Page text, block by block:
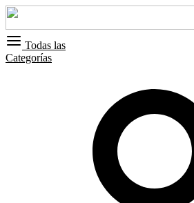
Todas las
Categorías